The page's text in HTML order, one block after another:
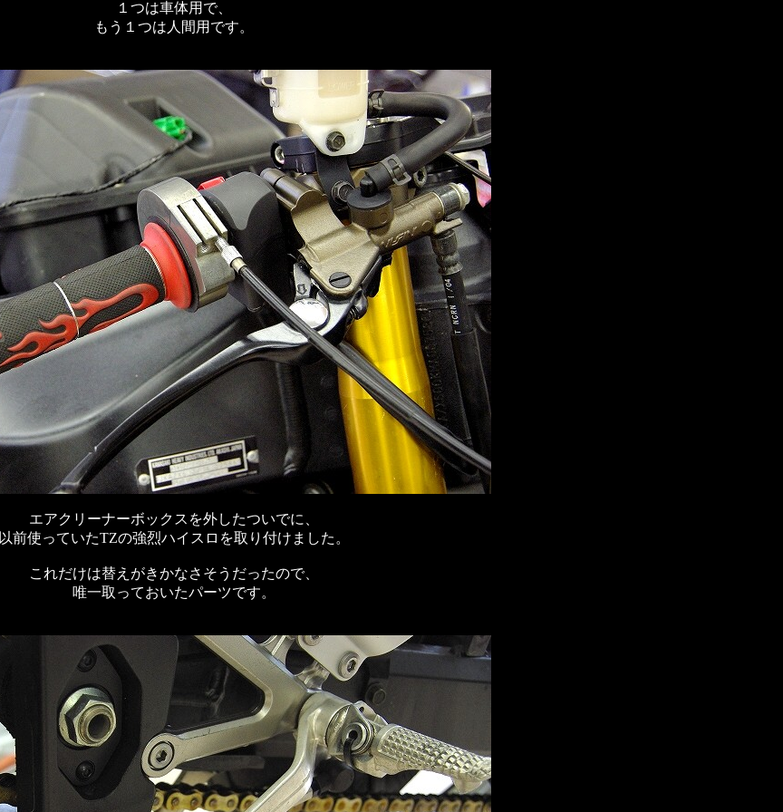
１つは車体用で、
もう１つは人間用です。
エアクリーナーボックスを外したついでに、
以前使っていたTZの強烈ハイスロを取り付けました。
これだけは替えがきかなさそうだったので、
唯一取っておいたパーツです。